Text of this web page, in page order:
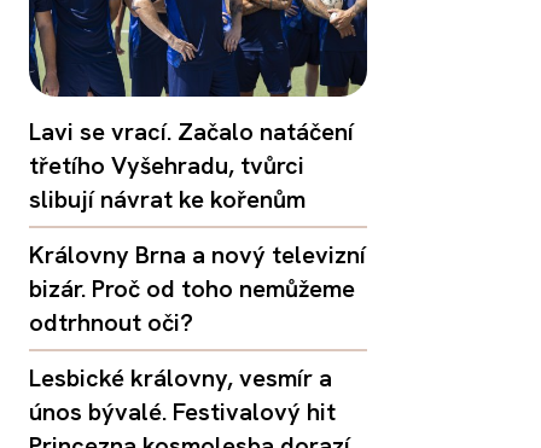
Lavi se vrací. Začalo natáčení
třetího Vyšehradu, tvůrci
slibují návrat ke kořenům
Královny Brna a nový televizní
bizár. Proč od toho nemůžeme
odtrhnout oči?
Lesbické královny, vesmír a
únos bývalé. Festivalový hit